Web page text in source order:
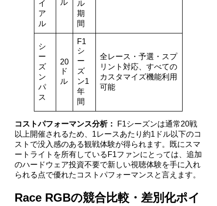
イ
ア
ル
ル
ル
期
間
シ
ー
ズ
ン
パ
ス
20
ド
ル
F1
シ
ー
ズ
ン1
年
間
全レース・予選・スプ
リント対応、すべての
カスタマイズ機能利用
可能
コストパフォーマンス分析：
F1シーズンは通常20戦
以上開催されるため、1レースあたり約1ドル以下のコ
ストで没入感のある観戦体験が得られます。既にスマ
ートライトを所有しているF1ファンにとっては、追加
のハードウェア投資不要で新しい視聴体験を手に入れ
られる点で優れたコストパフォーマンスと言えます。
Race RGBの競合比較・差別化ポイ